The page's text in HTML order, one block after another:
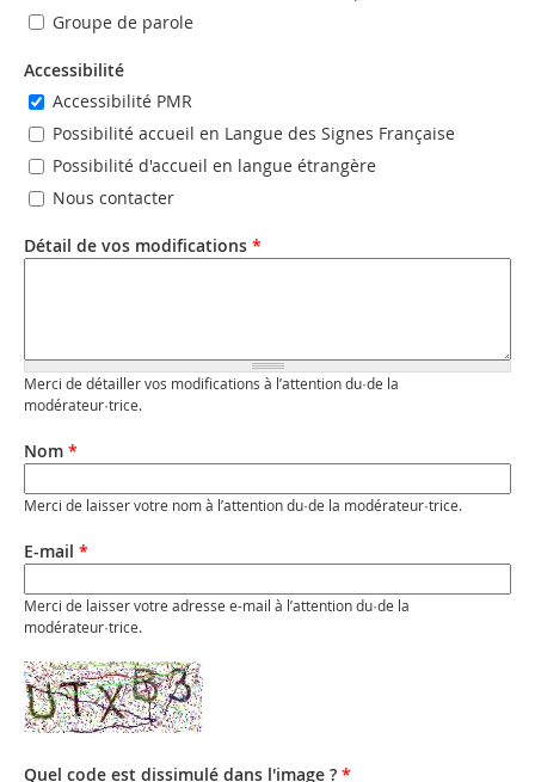
Groupe de parole
Accessibilité
Accessibilité PMR
Possibilité accueil en Langue des Signes Française
Possibilité d'accueil en langue étrangère
Nous contacter
Détail de vos modifications *
Merci de détailler vos modifications à l’attention du·de la
modérateur·trice.
Nom *
Merci de laisser votre nom à l’attention du·de la modérateur·trice.
E-mail *
Merci de laisser votre adresse e-mail à l’attention du·de la
modérateur·trice.
Quel code est dissimulé dans l'image ? *